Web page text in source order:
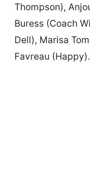
Thompson),
Buress (Coach
Dell), Marisa
Favreau (Happy).